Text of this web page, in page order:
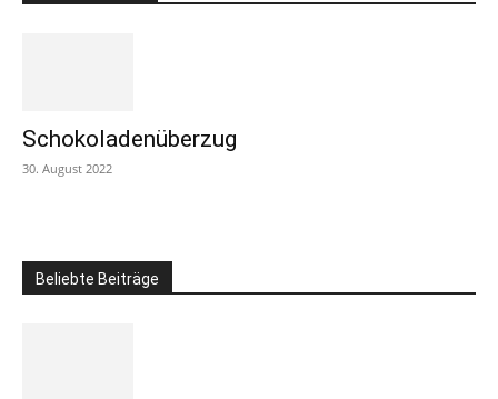
Schokoladenüberzug
30. August 2022
Beliebte Beiträge